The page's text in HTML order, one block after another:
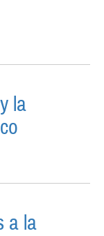
la
a la